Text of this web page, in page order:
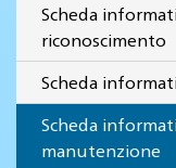
Scheda
riconoscimento
Scheda
Scheda
manutenzione